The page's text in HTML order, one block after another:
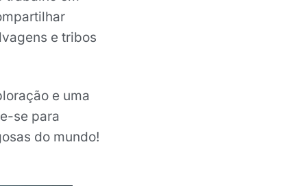
e tribos
e uma
se para
do mundo!